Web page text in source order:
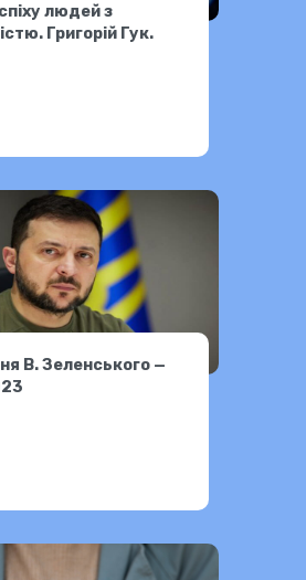
людей з
Григорій Гук.
В. Зеленського —